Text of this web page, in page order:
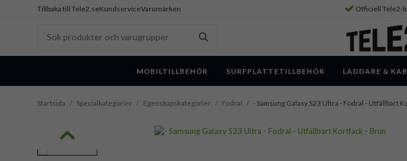
Tillbaka till Tele2.seKundserviceVarumärken Officiell Tele2-
MOBILTILLBEHÖR SURFPLATTETILLBEHÖR LADDARE &
Startsida / Specialkategorier / Egenskapskategorier / Fodral / - Samsung Galaxy S23 Ultra - Fodral - Utfällbart